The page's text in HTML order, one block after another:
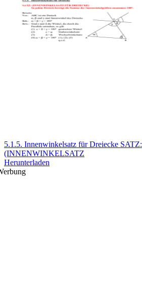
5.1.5. Innenwinkelsatz für Dreiecke SATZ:
(INNENWINKELSATZ
Herunterladen